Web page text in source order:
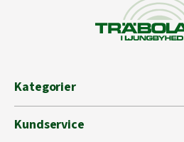
Kategorier
Kundservice